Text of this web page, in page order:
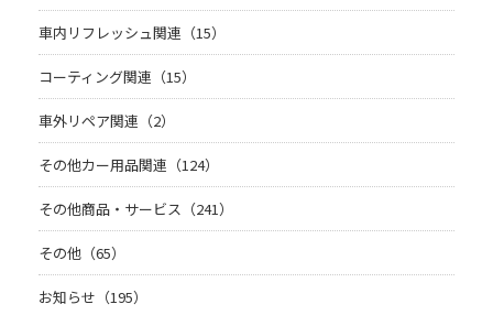
車内リフレッシュ関連（15）
コーティング関連（15）
車外リペア関連（2）
その他カー用品関連（124）
その他商品・サービス（241）
その他（65）
お知らせ（195）